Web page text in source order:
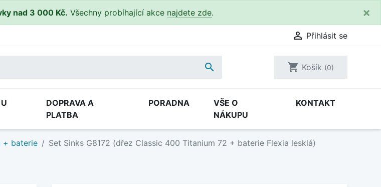
nad 3 000 Kč. Všechny probíhající akce najdete zde. ×
 Přihlásit se
 shopping_cart Košík (0)
DOPRAVA A
PLATBA
PORADNA
VŠE O
NÁKUPU
KONTAKT
+ baterie Set Sinks G8172 (dřez Classic 400 Titanium 72 + baterie Flexia lesklá)